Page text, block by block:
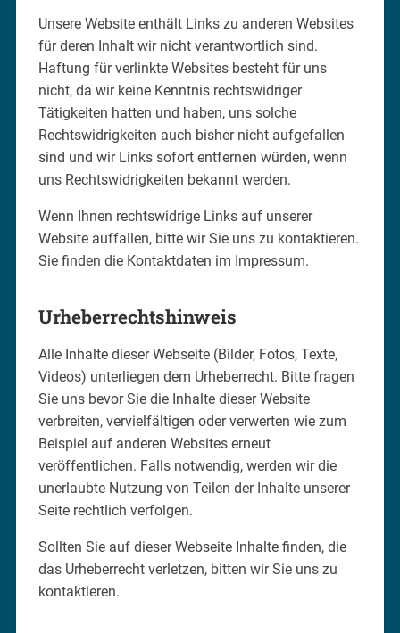
Unsere Website enthält Links zu anderen Websites
für deren Inhalt wir nicht verantwortlich sind.
Haftung für verlinkte Websites besteht für uns
nicht, da wir keine Kenntnis rechtswidriger
Tätigkeiten hatten und haben, uns solche
Rechtswidrigkeiten auch bisher nicht aufgefallen
sind und wir Links sofort entfernen würden, wenn
uns Rechtswidrigkeiten bekannt werden.
Wenn Ihnen rechtswidrige Links auf unserer
Website auffallen, bitte wir Sie uns zu kontaktieren.
Sie finden die Kontaktdaten im Impressum.
Urheberrechtshinweis
Alle Inhalte dieser Webseite (Bilder, Fotos, Texte,
Videos) unterliegen dem Urheberrecht. Bitte fragen
Sie uns bevor Sie die Inhalte dieser Website
verbreiten, vervielfältigen oder verwerten wie zum
Beispiel auf anderen Websites erneut
veröffentlichen. Falls notwendig, werden wir die
unerlaubte Nutzung von Teilen der Inhalte unserer
Seite rechtlich verfolgen.
Sollten Sie auf dieser Webseite Inhalte finden, die
das Urheberrecht verletzen, bitten wir Sie uns zu
kontaktieren.